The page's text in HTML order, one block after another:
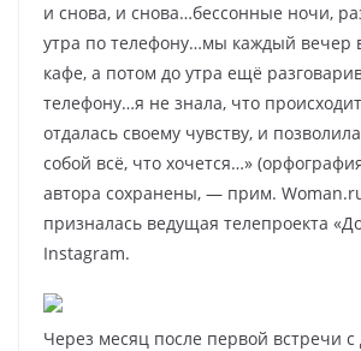
и снова, и снова…бессонные ночи,
утра по телефону…мы каждый вечер
кафе, а потом до утра ещё
телефону…я не знала, что
отдалась своему чувству, и
собой всё, что хочется…»
автора сохранены, — прим.
призналась ведущая телепроекта
Instagram.
Через месяц после первой встречи